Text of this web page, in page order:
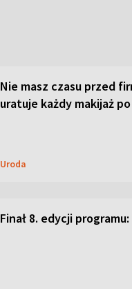
Nie masz czasu przed
uratuje każdy makijaż
Uroda
Finał 8. edycji